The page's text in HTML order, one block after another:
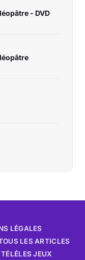
- DVD
LÉGALES
LES ARTICLES
LES JEUX